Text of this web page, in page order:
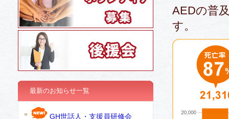
AEDの普
す。
最新のお知らせ一覧
GH世話人・支援員研修会